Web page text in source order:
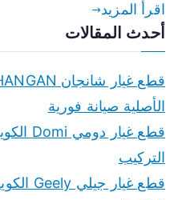
اقرأ المزيد
أحدث المقالات
الأصلية صيانة فورية
التركيب